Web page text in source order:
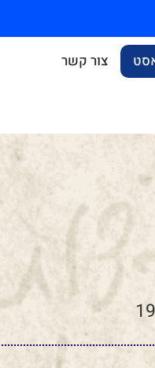
צור קשר